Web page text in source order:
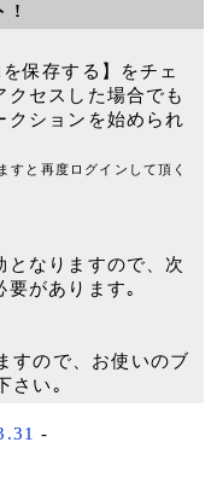
!
保存する】をチェ
クセスした場合でも
クションを始められ
すと再度ログインして頂く
となりますので、次
要があります｡
すので、お使いのブ
さい｡
-